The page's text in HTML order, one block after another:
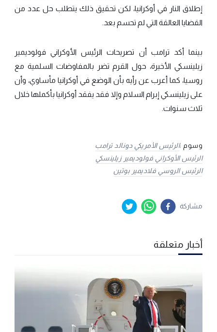
إطلاق النار في أوكرانيا، لكن تحقيق ذلك يتطلب حل عدد من
القضايا العالقة التي لم تحسم بعد.
بينما أكد ترامب أن تصريحات الرئيس الأوكراني فولوديمير
زيلينسكي الأخيرة، حول القرم تضر بالمفاوضات السلمية مع
روسيا، كما أعرب عن رأيه بأن الوضع في أوكرانيا مأساوي، وأن
على زيلينسكي إبرام السلام وإلا فقد يفقد أوكرانيا بأكملها خلال
ثلاث سنوات.
وسوم :الرئيس الأمريكي دونالد ترامب
الرئيس الأوكراني فولوديمير زيلينسكي
الرئيس الروسي فلاديمير بوتين
مشاركة
أخبار متعلقة